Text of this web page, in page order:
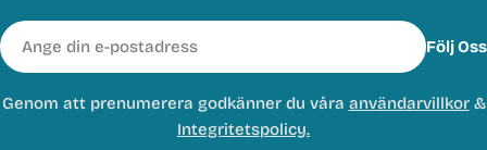
E-
post
Följ Oss
Genom att prenumerera godkänner du våra användarvillkor&
Integritetspolicy.